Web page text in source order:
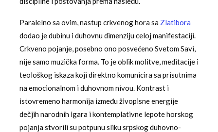
Paralelno sa ovim, nastup crkvenog hora sa Zlatibora
dodao je dubinu i duhovnu dimenziju celoj manifestaciji.
Crkveno pojanje, posebno ono posvećeno Svetom Savi,
nije samo muzička forma. To je oblik molitve, meditacije i
teološkog iskaza koji direktno komunicira sa prisutnima
na emocionalnom i duhovnom nivou. Kontrast i
istovremeno harmonija između živopisne energije
dečjih narodnih igara i kontemplativne lepote horskog
pojanja stvorili su potpunu sliku srpskog duhovno-